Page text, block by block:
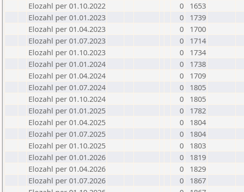
Elozahl per 01.10.2022
0
1653
Elozahl per 01.01.2023
0
1739
Elozahl per 01.04.2023
0
1700
Elozahl per 01.07.2023
0
1714
Elozahl per 01.10.2023
0
1734
Elozahl per 01.01.2024
0
1738
Elozahl per 01.04.2024
0
1709
Elozahl per 01.07.2024
0
1805
Elozahl per 01.10.2024
0
1805
Elozahl per 01.01.2025
0
1782
Elozahl per 01.04.2025
0
1804
Elozahl per 01.07.2025
0
1804
Elozahl per 01.10.2025
0
1803
Elozahl per 01.01.2026
0
1819
Elozahl per 01.04.2026
0
1829
Elozahl per 01.07.2026
0
1867